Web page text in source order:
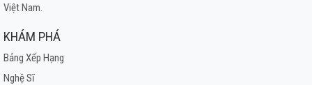
Việt Nam.
KHÁM PHÁ
Bảng Xếp Hạng
Nghệ Sĩ